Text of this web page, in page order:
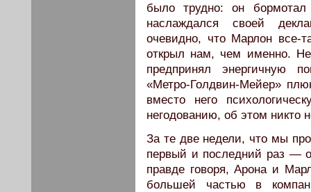
было трудно: он
наслаждался своей
очевидно, что Марлон все-
открыл нам, чем именно.
предпринял энергичную
«Метро-Голдвин-Мейер»
вместо него
негодованию, об этом никто
За те две недели, что мы
первый и последний раз —
правде говоря, Арона и
большей частью в